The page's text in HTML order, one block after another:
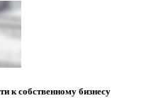
к собственному бизнесу